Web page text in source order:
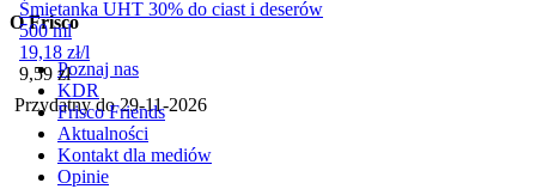
Śmietanka UHT 30% do ciast i deserów
500 ml
19,18 zł/l
Cena
9,59 zł
Przydatny do29-11-2026
O Frisco
Poznaj nas
KDR
Frisco Friends
Aktualności
Kontakt dla mediów
Opinie